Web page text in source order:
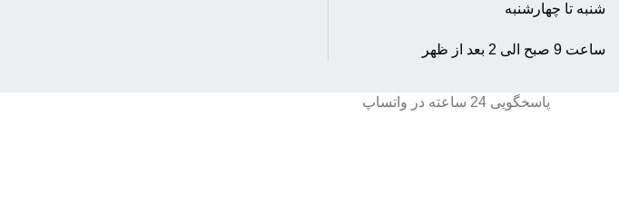
شنبه تا چهارشنبه
ساعت 9 صبح الی 2 بعد از ظهر
پاسخگویی 24 ساعته در واتساپ